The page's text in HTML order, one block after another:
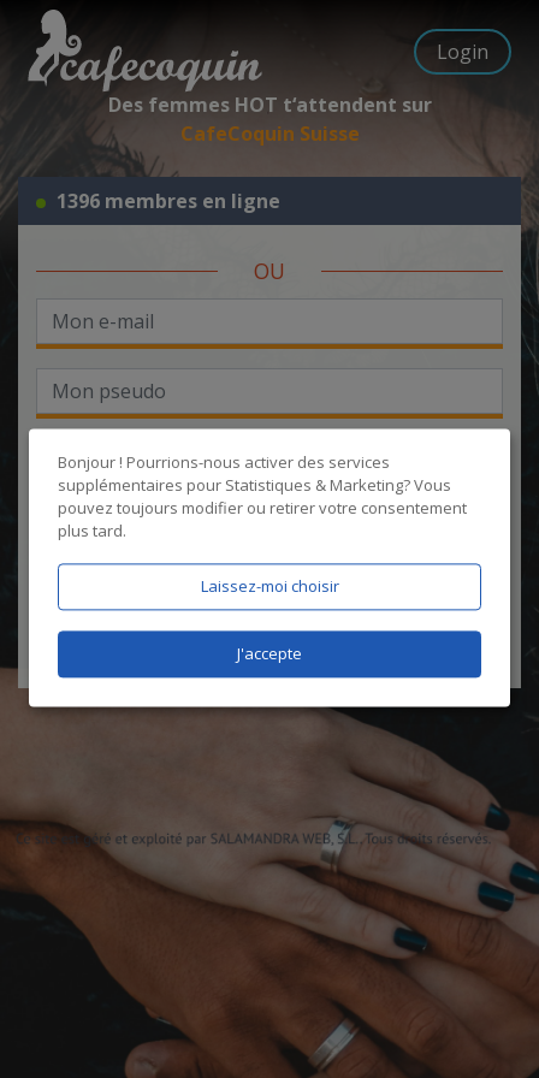
Login
Des femmes HOT t‘attendent sur
CafeCoquin Suisse
1396 membres en ligne
OU
J'accepte lesCGUet lapolitique de protection des données
certifie être âgé de plus de 18 ans
Bonjour ! Pourrions-nous activer des services
supplémentaires pour Statistiques & Marketing? Vous
pouvez toujours modifier ou retirer votre consentement
plus tard.
Laissez-moi choisir
J'accepte